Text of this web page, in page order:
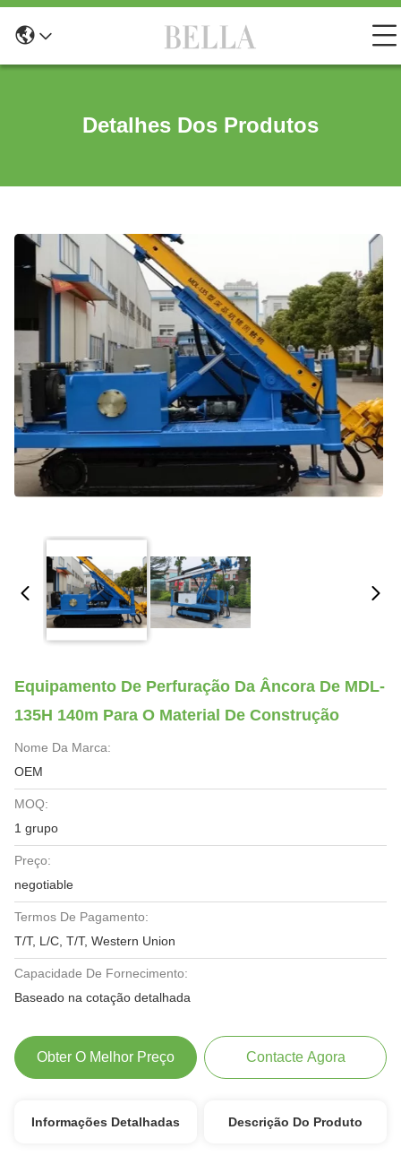
Detalhes Dos Produtos
Equipamento De Perfuração Da Âncora De MDL-
135H 140m Para O Material De Construção
Nome Da Marca:
OEM
MOQ:
1 grupo
Preço:
negotiable
Termos De Pagamento:
T/T, L/C, T/T, Western Union
Capacidade De Fornecimento:
Baseado na cotação detalhada
Obter O Melhor Preço Contacte Agora
Informações Detalhadas Descrição Do Produto